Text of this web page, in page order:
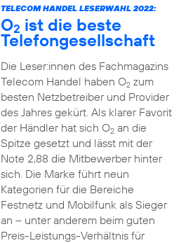
TELECOM HANDEL LESERWAHL 2022:
O2 ist die beste
Telefongesellschaft
Die Leser:innen des Fachmagazins
Telecom Handel haben O2zum
besten Netzbetreiber und Provider
des Jahres gekürt. Als klarer Favorit
der Händler hat sich O2an die
Spitze gesetzt und lässt mit der
Note 2,88 die Mitbewerber hinter
sich. Die Marke führt neun
Kategorien für die Bereiche
Festnetz und Mobilfunk als Sieger
an – unter anderem beim guten
Preis-Leistungs-Verhältnis für